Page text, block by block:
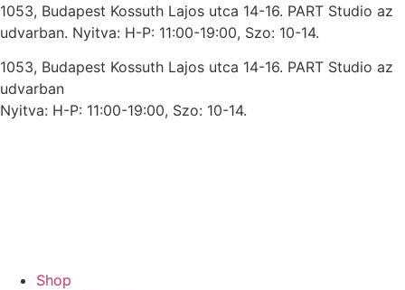
Ugrás
a
1053, Budapest Kossuth Lajos utca 14-16. PART Studio az
udvarban. Nyitva: H-P: 11:00-19:00, Szo: 10-14.
1053, Budapest Kossuth Lajos utca 14-16. PART Studio az
udvarban
Nyitva: H-P: 11:00-19:00, Szo: 10-14.
Shop